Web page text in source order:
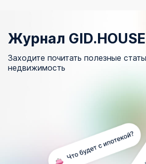
Журнал GID.HOUSE
Заходите почитать полезные
недвижимость